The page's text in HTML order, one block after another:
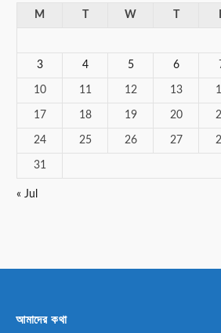
M W
3 4 5 6
10 11 12 13
17 18 19 20
24 25 26 27
31
« Jul
আমাদের কথা